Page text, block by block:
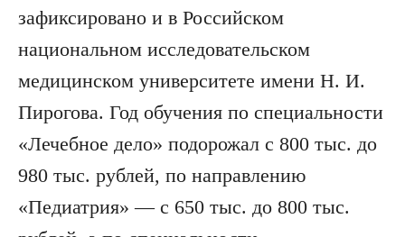
зафиксировано и в Российском
национальном исследовательском
медицинском университете имени Н. И.
Пирогова. Год обучения по специальности
«Лечебное дело» подорожал с 800 тыс. до
980 тыс. рублей, по направлению
«Педиатрия» — с 650 тыс. до 800 тыс.